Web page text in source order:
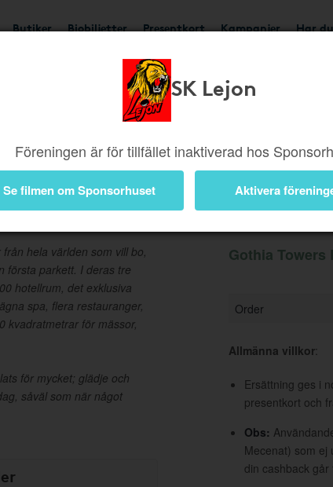
Butiker Biobiljetter Presentkort Kampanjer Har
SK Lejon
Föreningen är för tillfället inaktiverad hos
Se filmen om Sponsorhuset Aktivera
Ger 5%
hela världen som vill bo,
första parkett. I deras tre
hotellrum, det exklusiva
spa, flera restauranger,
kvadratmetrar för mässor,
för mycket; glädje och
såväl som när något
Information
Gothia Towers
Order
Allmänna villkor:
Ersättning ges i
presentkort och
Obs:
Mecenat) som ej
din cashback går